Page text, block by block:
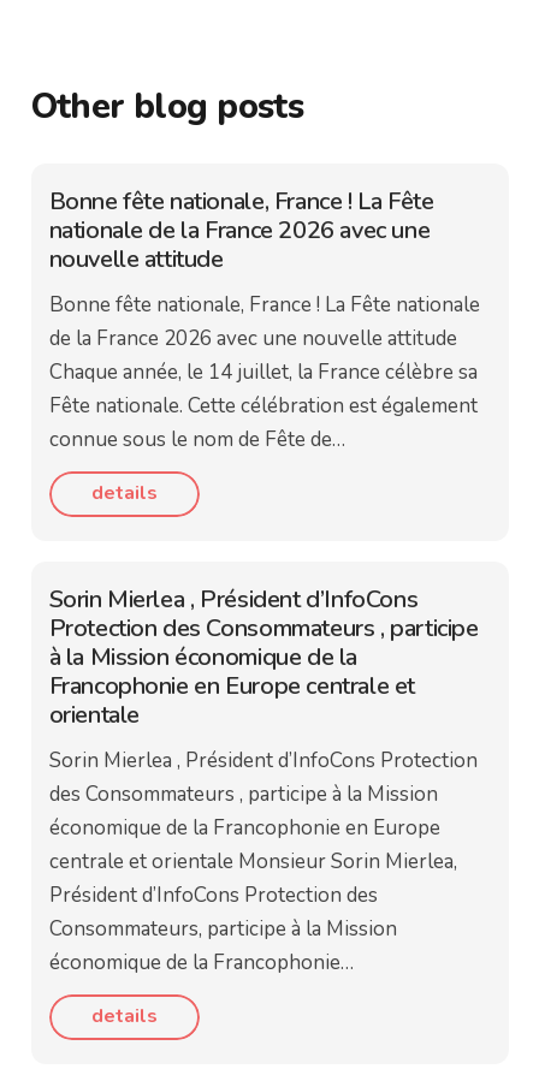
Other blog posts
Bonne fête nationale, France ! La Fête
nationale de la France 2026 avec une
nouvelle attitude
Bonne fête nationale, France ! La Fête nationale
de la France 2026 avec une nouvelle attitude
Chaque année, le 14 juillet, la France célèbre sa
Fête nationale. Cette célébration est également
connue sous le nom de Fête de…
details
Sorin Mierlea , Président d’InfoCons
Protection des Consommateurs , participe
à la Mission économique de la
Francophonie en Europe centrale et
orientale
Sorin Mierlea , Président d’InfoCons Protection
des Consommateurs , participe à la Mission
économique de la Francophonie en Europe
centrale et orientale Monsieur Sorin Mierlea,
Président d’InfoCons Protection des
Consommateurs, participe à la Mission
économique de la Francophonie…
details